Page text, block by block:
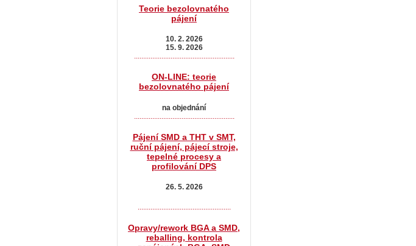
Teorie bezolovnatého
pájení
10. 2. 2026
15. 9. 2026
.......................................................
ON-LINE: teorie
bezolovnatého pájení
na objednání
Pájení SMD a THT v SMT,
ruční pájení, pájecí stroje,
tepelné procesy a
profilování DPS
26. 5. 2026
...................................................
Opravy/rework BGA a SMD,
reballing, kontrola